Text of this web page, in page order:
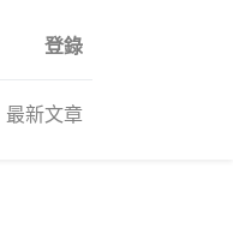
登錄
最新文章